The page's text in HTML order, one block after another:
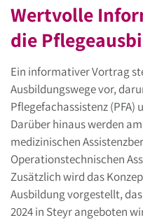
Wertvolle
die
Ein informativer Vortrag
Ausbildungswege vor,
Pflegefachassistenz (PFA)
Darüber hinaus werden
medizinischen
Operationstechnischen
Zusätzlich wird das
Ausbildung vorgestellt,
2024 in Steyr angeboten